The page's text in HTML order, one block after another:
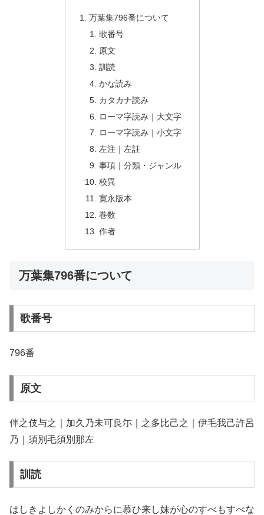
万葉集796番について
歌番号
原文
訓読
かな読み
カタカナ読み
ローマ字読み｜大文字
ローマ字読み｜小文字
左注｜左註
事項｜分類・ジャンル
校異
寛永版本
巻数
作者
万葉集796番について
歌番号
796番
原文
伴之伎与之｜加久乃未可良尓｜之多比己之｜伊毛我己許呂
乃｜須別毛須別那左
訓読
はしきよしかくのみからに慕ひ来し妹が心のすべもすべな